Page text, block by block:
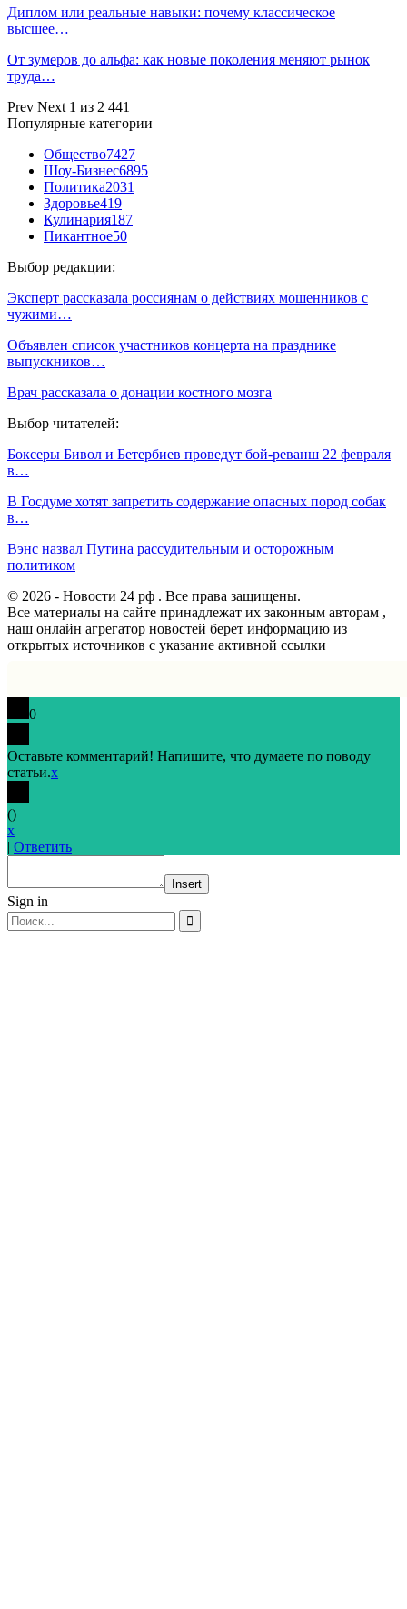
Диплом или реальные навыки: почему классическое
высшее…
От зумеров до альфа: как новые поколения меняют рынок
труда…
Prev Next 1 из 2 441
Популярные категории
Общество7427
Шоу-Бизнес6895
Политика2031
Здоровье419
Кулинария187
Пикантное50
Выбор редакции:
Эксперт рассказала россиянам о действиях мошенников с
чужими…
Объявлен список участников концерта на празднике
выпускников…
Врач рассказала о донации костного мозга
Выбор читателей:
Боксеры Бивол и Бетербиев проведут бой-реванш 22 февраля
в…
В Госдуме хотят запретить содержание опасных пород собак
в…
Вэнс назвал Путина рассудительным и осторожным
политиком
© 2026 - Новости 24 рф . Все права защищены.
Все материалы на сайте принадлежат их законным авторам ,
наш онлайн агрегатор новостей берет информацию из
открытых источников с указание активной ссылки
0
Оставьте комментарий! Напишите, что думаете по поводу
статьи.x
()
x
| Ответить
Insert
Sign in